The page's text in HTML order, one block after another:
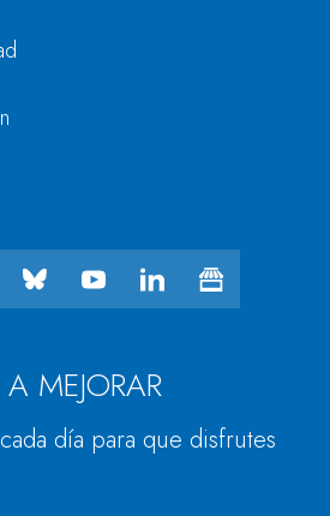
A MEJORAR
día para que disfrutes